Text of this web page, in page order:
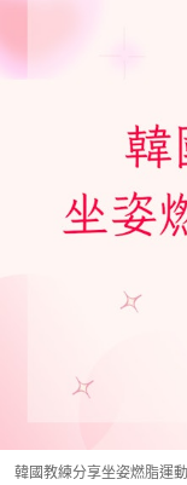
韓國教練分享坐姿燃脂運